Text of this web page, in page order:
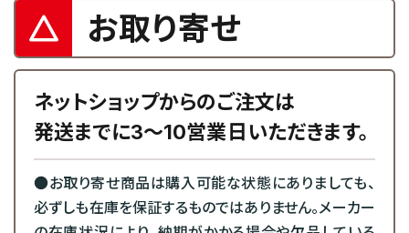
お取り寄せ
ネットショップからのご注文は
発送までに3～10営業日いただきます。
●お取り寄せ商品は購入可能な状態にありましても、
必ずしも在庫を保証するものではありません。メーカー